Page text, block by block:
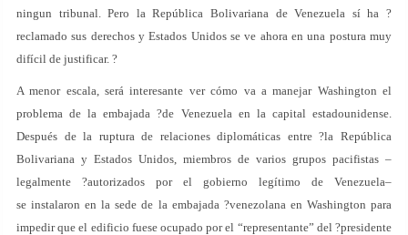
ningun tribunal. Pero la República Bolivariana de Venezuela sí ha ?
reclamado sus derechos y Estados Unidos se ve ahora en una postura muy
difícil de justificar. ?
A menor escala, será interesante ver cómo va a manejar Washington el
problema de la embajada ?de Venezuela en la capital estadounidense.
Después de la ruptura de relaciones diplomáticas entre ?la República
Bolivariana y Estados Unidos, miembros de varios grupos pacifistas –
legalmente ?autorizados por el gobierno legítimo de Venezuela–
se instalaron en la sede de la embajada ?venezolana en Washington para
impedir que el edificio fuese ocupado por el “representante” del ?presidente